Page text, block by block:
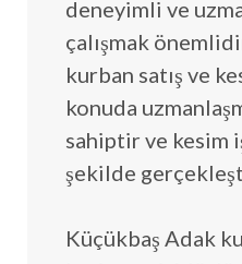
deneyimli ve
çalışmak
kurban satış ve
konuda
sahiptir ve kesim
şekilde
Küçükbaş Adak